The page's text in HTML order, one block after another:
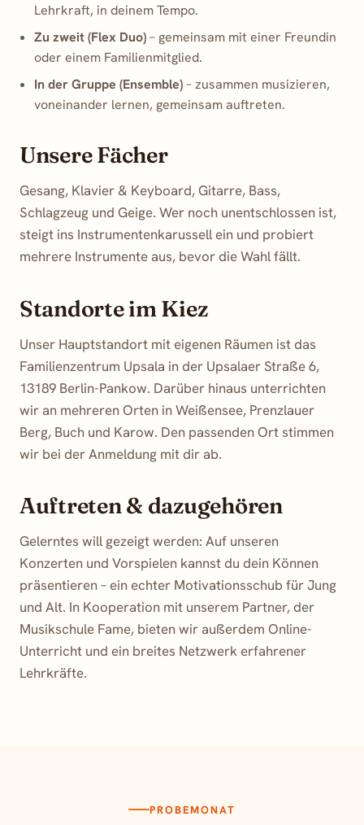
Lehrkraft, in deinem Tempo.
Zu zweit (Flex Duo)– gemeinsam mit einer Freundin
oder einem Familienmitglied.
In der Gruppe (Ensemble)– zusammen musizieren,
voneinander lernen, gemeinsam auftreten.
Unsere Fächer
Gesang, Klavier & Keyboard, Gitarre, Bass,
Schlagzeug und Geige. Wer noch unentschlossen ist,
steigt ins Instrumentenkarussell ein und probiert
mehrere Instrumente aus, bevor die Wahl fällt.
Standorte im Kiez
Unser Hauptstandort mit eigenen Räumen ist das
Familienzentrum Upsala in der Upsalaer Straße 6,
13189 Berlin-Pankow. Darüber hinaus unterrichten
wir an mehreren Orten in Weißensee, Prenzlauer
Berg, Buch und Karow. Den passenden Ort stimmen
wir bei der Anmeldung mit dir ab.
Auftreten & dazugehören
Gelerntes will gezeigt werden: Auf unseren
Konzerten und Vorspielen kannst du dein Können
präsentieren – ein echter Motivationsschub für Jung
und Alt. In Kooperation mit unserem Partner, der
Musikschule Fame, bieten wir außerdem Online-
Unterricht und ein breites Netzwerk erfahrener
Lehrkräfte.
PROBEMONAT